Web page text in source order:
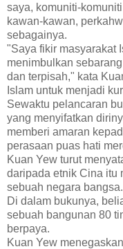
saya, komuniti-
kawan-kawan,
sebagainya.
"Saya fikir masyarakat
menimbulkan
dan terpisah," kata
Islam untuk menjadi
Sewaktu pelancaran
yang menyifatkan
memberi amaran
perasaan puas hati
Kuan Yew turut
daripada etnik Cina itu
sebuah negara bangsa.
Di dalam bukunya,
sebuah bangunan 80
berpaya.
Kuan Yew